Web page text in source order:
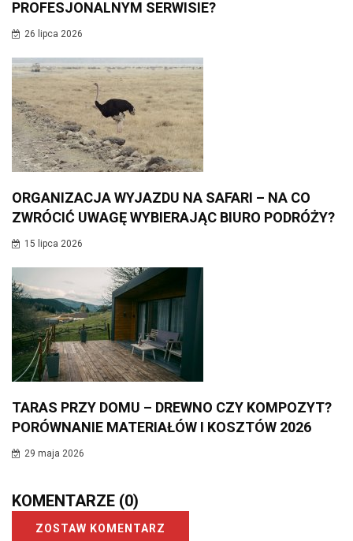
PROFESJONALNYM SERWISIE?
26 lipca 2026
ORGANIZACJA WYJAZDU NA SAFARI – NA CO
ZWRÓCIĆ UWAGĘ WYBIERAJĄC BIURO PODRÓŻY?
15 lipca 2026
TARAS PRZY DOMU – DREWNO CZY KOMPOZYT?
PORÓWNANIE MATERIAŁÓW I KOSZTÓW 2026
29 maja 2026
KOMENTARZE (0)
ZOSTAW KOMENTARZ